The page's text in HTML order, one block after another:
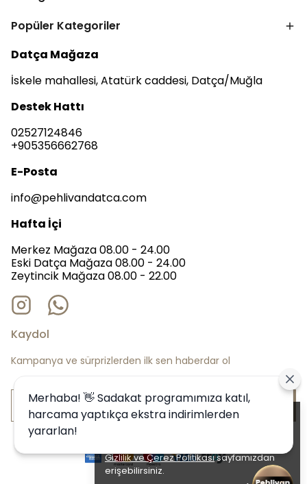
Alışveriş deneyiminizi iyileştirmek için
Gizlilik ve Çerez Politikasısayfamızdan
erişebilirsiniz.
Popüler Kategoriler
Datça Mağaza
İskele mahallesi, Atatürk caddesi, Datça/Muğla
Destek Hattı
02527124846
+905356662768
E-Posta
info@pehlivandatca.com
Hafta İçi
Merkez Mağaza 08.00 - 24.00
Eski Datça Mağaza 08.00 - 24.00
Zeytincik Mağaza 08.00 - 22.00
Kaydol
Kampanya ve sürprizlerden ilk sen haberdar ol
Bize Katıl
Merhaba! 👋 Sadakat programımıza katıl,
harcama yaptıkça ekstra indirimlerden
yararlan!